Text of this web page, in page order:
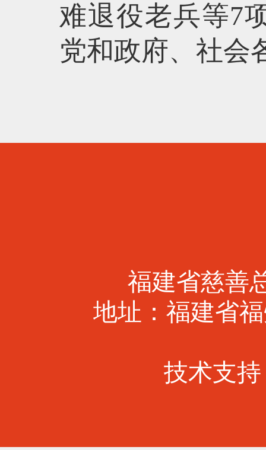
难退役老兵等7
党和政府、社会
福建省慈善
地址：福建省
技术支